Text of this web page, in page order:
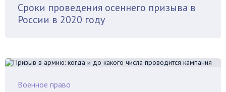
Сроки проведения осеннего призыва в
России в 2020 году
Военное право